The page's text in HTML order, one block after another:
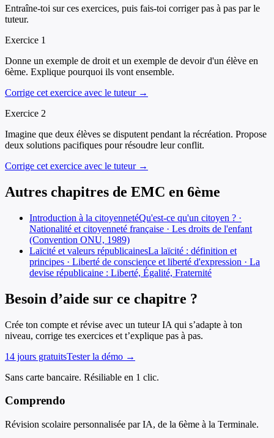
Entraîne-toi sur ces exercices, puis fais-toi corriger pas à pas par le
tuteur.
Exercice 1
Donne un exemple de droit et un exemple de devoir d'un élève en
6ème. Explique pourquoi ils vont ensemble.
Corrige cet exercice avec le tuteur →
Exercice 2
Imagine que deux élèves se disputent pendant la récréation. Propose
deux solutions pacifiques pour résoudre leur conflit.
Corrige cet exercice avec le tuteur →
Autres chapitres de EMC en 6ème
Introduction à la citoyennetéQu'est-ce qu'un citoyen ? ·
Nationalité et citoyenneté française · Les droits de l'enfant
(Convention ONU, 1989)
Laïcité et valeurs républicainesLa laïcité : définition et
principes · Liberté de conscience et liberté d'expression · La
devise républicaine : Liberté, Égalité, Fraternité
Besoin d’aide sur ce chapitre ?
Crée ton compte et révise avec un tuteur IA qui s’adapte à ton
niveau, corrige tes exercices et t’explique pas à pas.
14 jours gratuitsTester la démo →
Sans carte bancaire. Résiliable en 1 clic.
Comprendo
Révision scolaire personnalisée par IA, de la 6ème à la Terminale.